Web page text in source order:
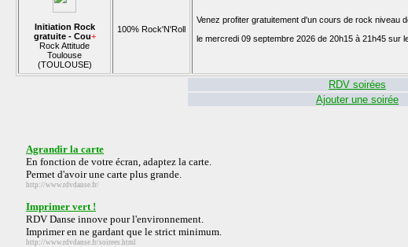
Initiation Rock
gratuite - Cou+
Rock Attitude
Toulouse
(TOULOUSE)
100% Rock'N'Roll
Venez profiter gratuitement d'un cours de rock niveau
le mercredi 09 septembre 2026 de 20h15 à 21h45 sur
RDV soirées
Ajouter une soirée
Agrandir la carte
En fonction de votre écran, adaptez la carte.
Permet d'avoir une carte plus grande.
http://www.rdvdanse.fr/
Imprimer vert !
RDV Danse innove pour l'environnement.
Imprimer en ne gardant que le strict minimum.
http://www.rdvdanse.fr/soirees.html